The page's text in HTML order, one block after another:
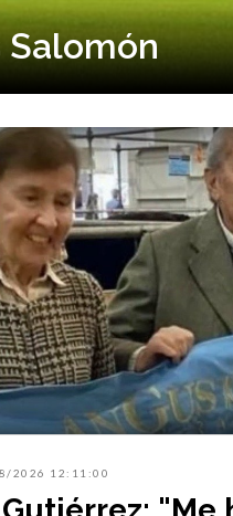
2026 12:11:00